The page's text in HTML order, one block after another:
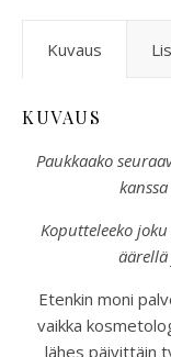
Kuvaus
KUVAUS
Paukkaako
Koputteleeko
äärellä
Etenkin moni
vaikka
lähes päivittäin